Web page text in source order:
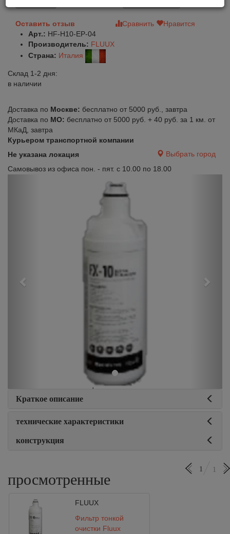
Оставить отзыв Сравнить
Нравится
Арт.: HF-H10-EP-04
Производитель: FLUUX
Страна: Италия
Склад 1-2 дня:
в наличии
Доставка по Москве: бесплатно от 5000 руб., завтра
Доставка по МО: бесплатно от 5000 руб. + 40 руб. за 1 км. от
МКаД, завтра
Курьером транспортной компании
Не указана локация
Выбрать город
Самовывоз из офиса пон. - пят. с 10.00 по 18.00
Краткое описание
технические характеристики
конструкция
просмотренные
1 1
FLUUX
Фильтр тонкой
очистки Fluux